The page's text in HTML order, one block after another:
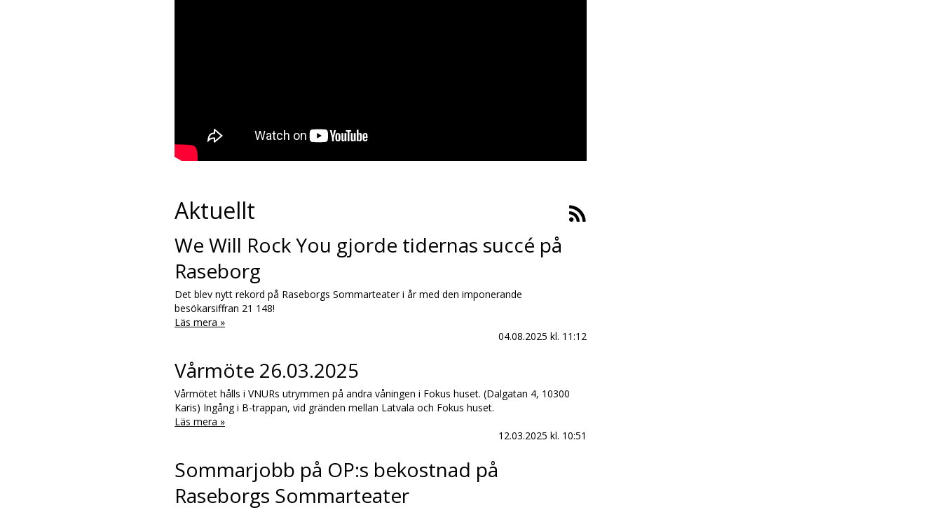
Aktuellt
We Will Rock You gjorde tidernas succé på
Raseborg
Det blev nytt rekord på Raseborgs Sommarteater i år med den imponerande
besökarsiffran 21 148!
Läs mera »
04.08.2025 kl. 11:12
Vårmöte 26.03.2025
Vårmötet hålls i VNURs utrymmen på andra våningen i Fokus huset. (Dalgatan 4, 10300
Karis) Ingång i B-trappan, vid gränden mellan Latvala och Fokus huset.
Läs mera »
12.03.2025 kl. 10:51
Sommarjobb på OP:s bekostnad på
Raseborgs Sommarteater